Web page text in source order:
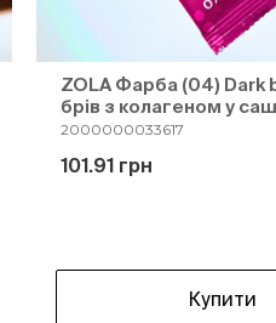
ZOLA Фарба (04) Dark
брів з колагеном у
2000000033617
101.91 грн
Купити